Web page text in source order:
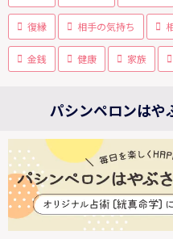
復縁 相手の気持ち
金銭 健康 家族
パシンペロンはや